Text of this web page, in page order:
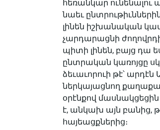
հեռանկար ունենալու
նաեւ
լինեն իշխանական կամ
չարդարացնի
պիտի լինեն, բայց դա
ընտրական կառոյցը
ձեւաւորուի թէ՝
ներկայացնող
օրէնքով
է, անկախ այն բանից,
հայեացքներից։